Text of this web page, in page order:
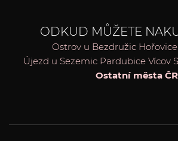
ODKUD MŮŽETE
Ostrov u Bezdružic Hořovice
Újezd u Sezemic Pardubice Vícov
Ostatní města ČR